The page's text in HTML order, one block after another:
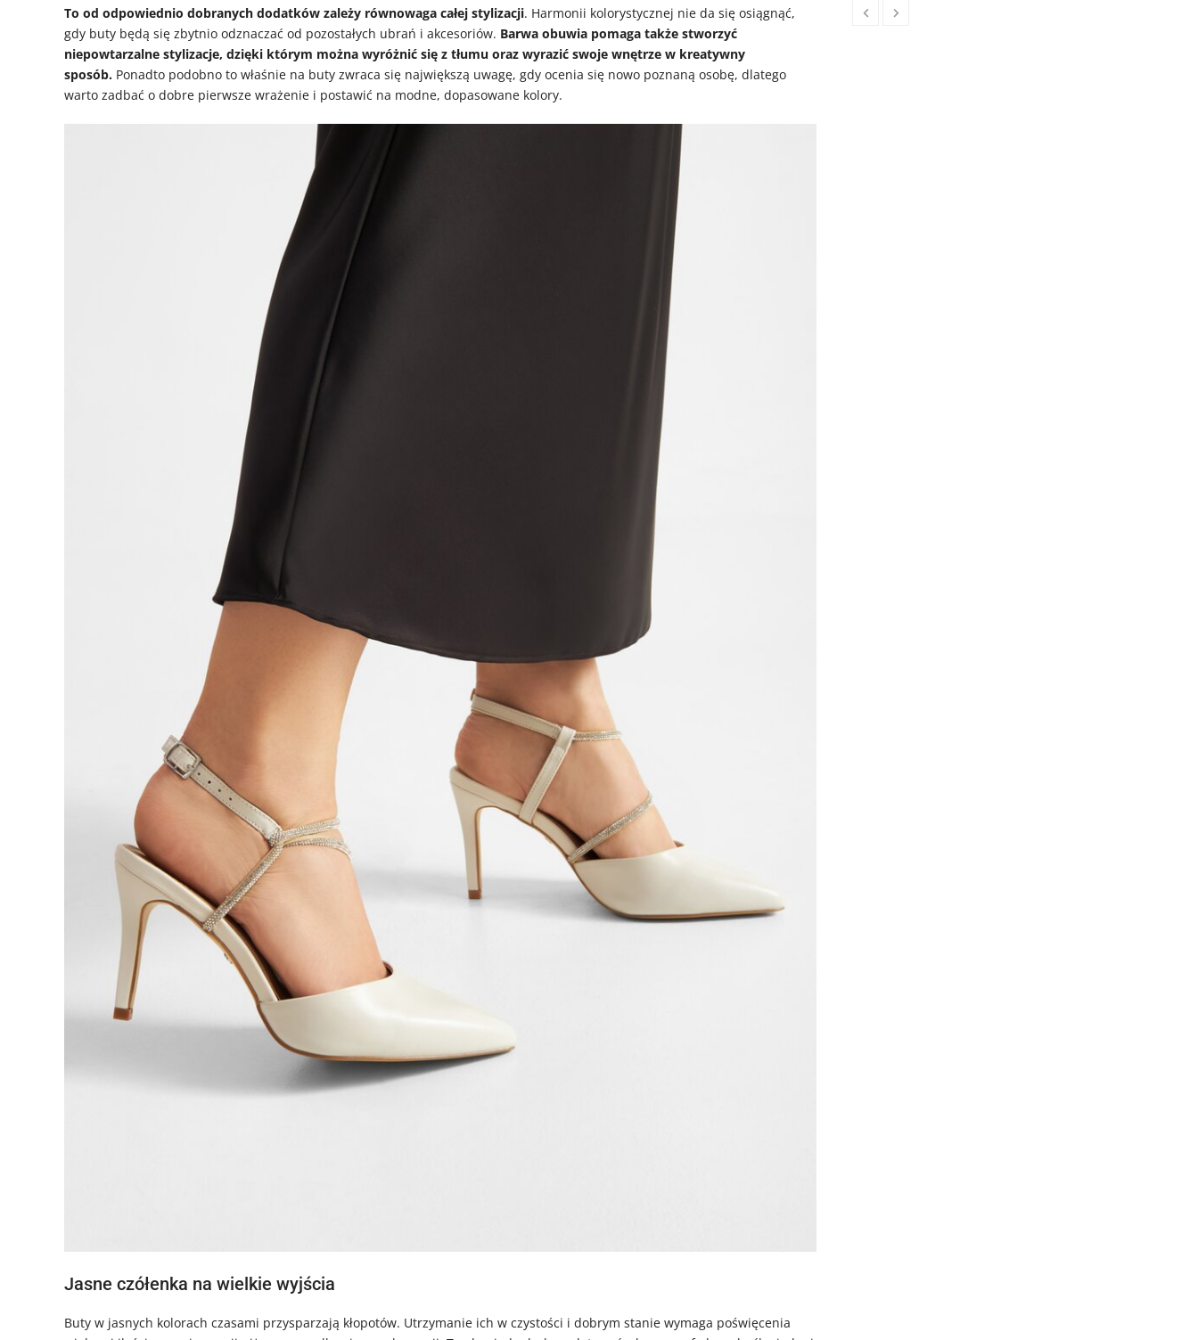
To od odpowiednio dobranych dodatków zależy równowaga całej stylizacji. Harmonii kolorystycznej nie da się osiągnąć,
gdy buty będą się zbytnio odznaczać od pozostałych ubrań i akcesoriów. Barwa obuwia pomaga także stworzyć
niepowtarzalne stylizacje, dzięki którym można wyróżnić się z tłumu oraz wyrazić swoje wnętrze w kreatywny
sposób. Ponadto podobno to właśnie na buty zwraca się największą uwagę, gdy ocenia się nowo poznaną osobę, dlatego
warto zadbać o dobre pierwsze wrażenie i postawić na modne, dopasowane kolory.
Jasne czółenka na wielkie wyjścia
Buty w jasnych kolorach czasami przysparzają kłopotów. Utrzymanie ich w czystości i dobrym stanie wymaga poświęcenia